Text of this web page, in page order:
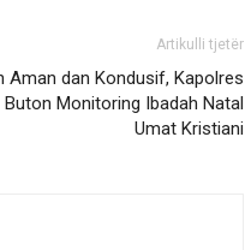
Artikulli tjetër
Aman dan Kondusif, Kapolres
Monitoring Ibadah Natal
Umat Kristiani